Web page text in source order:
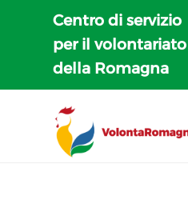
Centro di servizio
per il volontariato
della Romagna